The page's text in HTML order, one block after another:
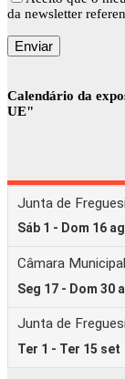
da newsletter
Calendário da
UE"